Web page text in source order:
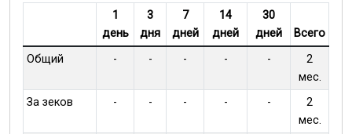
1
день
3
дня
7
дней
14
дней
30
дней
Всего
Общий
- - - - -
2
мес.
За зеков
- - - - -
2
мес.